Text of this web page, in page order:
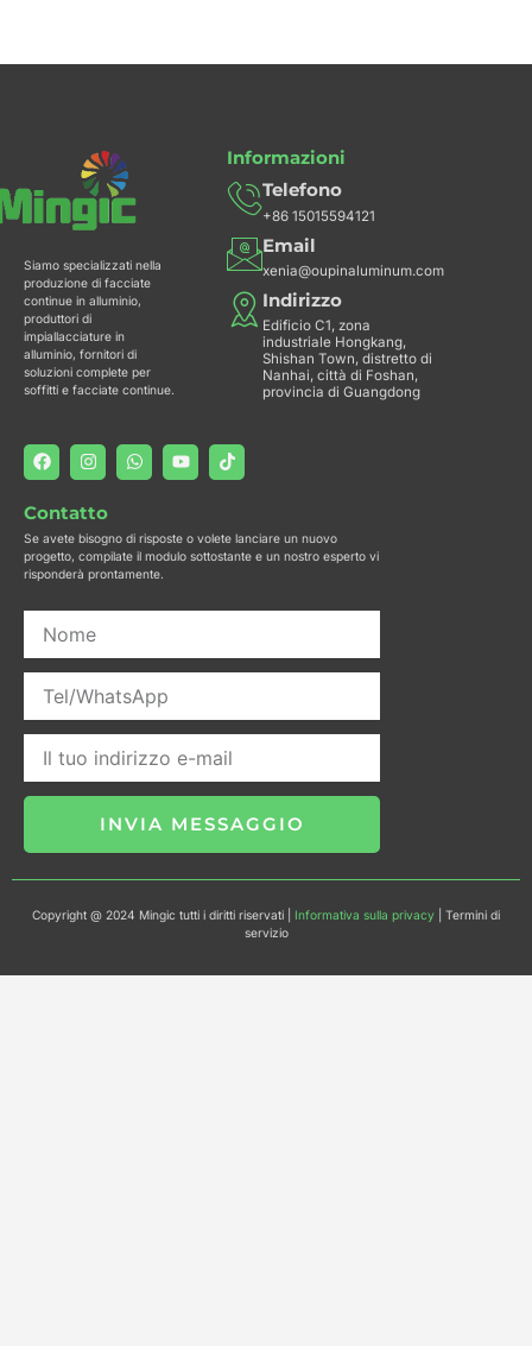
o
r
p
e
Siamo specializzati nella
produzione di facciate
continue in alluminio,
produttori di
impiallacciature in
alluminio, fornitori di
soluzioni complete per
soffitti e facciate continue.
F
a
c
e
b
o
o
k
I
n
s
t
a
g
r
a
W
h
a
a
p
p
Y
o
u
b
e
T
i
k
k
Informazioni
Telefono
+86 15015594121
Email
xenia@oupinaluminum.com
Indirizzo
Edificio C1, zona
industriale Hongkang,
Shishan Town, distretto di
Nanhai, città di Foshan,
provincia di Guangdong
Contatto
Se avete bisogno di risposte o volete lanciare un nuovo
progetto, compilate il modulo sottostante e un nostro esperto vi
risponderà prontamente.
INVIA MESSAGGIO
Copyright @ 2024 Mingic tutti i diritti riservati | Informativa sulla privacy | Termini di
servizio